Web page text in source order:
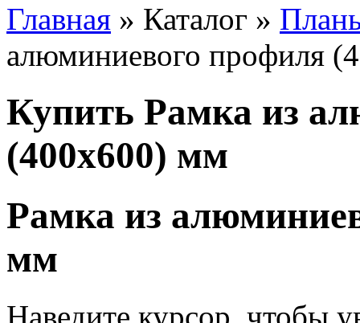
Главная » Каталог »
алюминиевого профиля
Купить Рамка из
(400х600) мм
Рамка из
мм
Наведите курсор, чтобы